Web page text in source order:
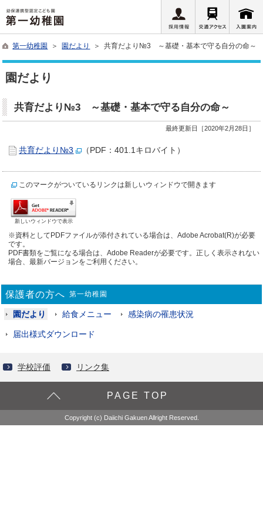
第一幼稚園 ＞ 園だより ＞ 共育だより№3 ～基礎・基本で守る自分の命～
園だより
共育だより№3 ～基礎・基本で守る自分の命～
最終更新日［2020年2月28日］
共育だより№3 （PDF：401.1キロバイト）
このマークがついているリンクは新しいウィンドウで開きます
新しいウィンドウで表示
※資料としてPDFファイルが添付されている場合は、Adobe Acrobat(R)が必要
です。
PDF書類をご覧になる場合は、Adobe Readerが必要です。正しく表示されない
場合、最新バージョンをご利用ください。
保護者の方へ 第一幼稚園
園だより 給食メニュー 感染病の罹患状況
届出様式ダウンロード
学校評価 リンク集
PAGE TOP
Copyright (c) Daiichi Gakuen Allright Reserved.